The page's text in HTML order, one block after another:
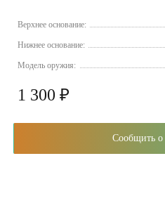
Верхнее основание:
Нижнее основание:
Модель оружия:
1 300 ₽